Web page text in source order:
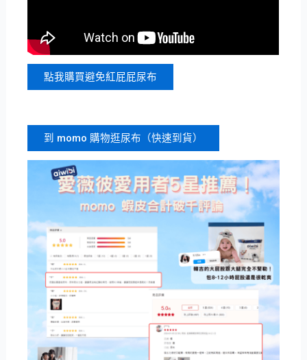
點我購買避免紅屁屁尿布
到 momo 購物逛尿布（快速到貨）